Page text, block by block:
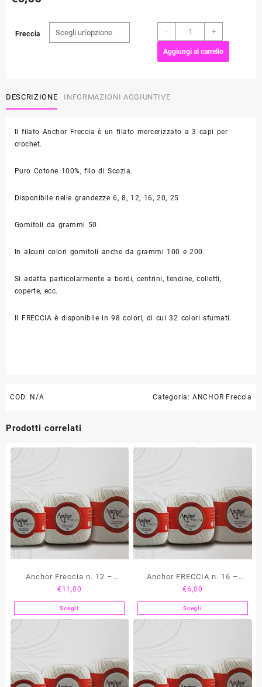
Freccia -
Anchor
FRECCIA
n.
+
Aggiungi al carrello
DESCRIZIONE INFORMAZIONI AGGIUNTIVE
Il filato Anchor Freccia è un filato mercerizzato a 3 capi per
crochet.
Puro Cotone 100%, filo di Scozia.
Disponibile nelle grandezze 6, 8, 12, 16, 20, 25
Gomitoli da grammi 50.
In alcuni colori gomitoli anche da grammi 100 e 200.
Si adatta particolarmente a bordi, centrini, tendine, colletti,
coperte, ecc.
Il FRECCIA è disponibile in 98 colori, di cui 32 colori sfumati.
COD: N/A Categoria: ANCHOR Freccia
Prodotti correlati
Anchor Freccia n. 12 –
grammi 100
€ 11,00
ScegliQuesto
varianti.
Le
Anchor FRECCIA n. 16 –
grammi 50
€6,00
ScegliQuesto
varianti.
Le